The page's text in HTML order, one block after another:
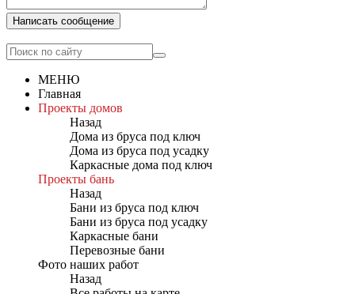
Написать сообщение
МЕНЮ
Главная
Проекты домов
Назад
Дома из бруса под ключ
Дома из бруса под усадку
Каркасные дома под ключ
Проекты бань
Назад
Бани из бруса под ключ
Бани из бруса под усадку
Каркасные бани
Перевозные бани
Фото наших работ
Назад